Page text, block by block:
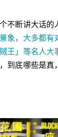
不断讲大话的
象，大多都有
王」等名人大
到底哪些是真